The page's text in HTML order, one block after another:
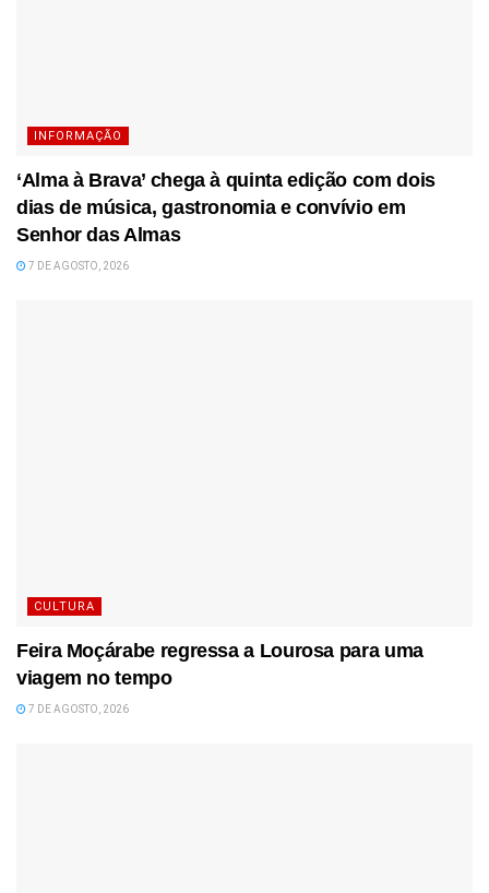
INFORMAÇÃO
‘Alma à Brava’ chega à quinta edição com dois
dias de música, gastronomia e convívio em
Senhor das Almas
7 DE AGOSTO, 2026
CULTURA
Feira Moçárabe regressa a Lourosa para uma
viagem no tempo
7 DE AGOSTO, 2026